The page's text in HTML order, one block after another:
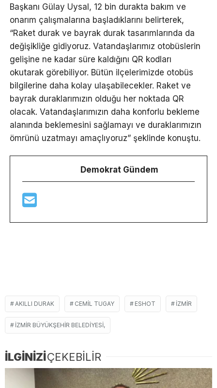
Başkanı Gülay Uysal, 12 bin durakta bakım ve
onarım çalışmalarına başladıklarını belirterek,
“Raket durak ve bayrak durak tasarımlarında da
değişikliğe gidiyoruz. Vatandaşlarımız otobüslerin
gelişine ne kadar süre kaldığını QR kodları
okutarak görebiliyor. Bütün ilçelerimizde otobüs
bilgilerine daha kolay ulaşabilecekler. Raket ve
bayrak duraklarımızın olduğu her noktada QR
olacak. Vatandaşlarımızın daha konforlu bekleme
alanında beklemesini sağlamayı ve duraklarımızın
ömrünü uzatmayı amaçlıyoruz” şeklinde konuştu.
Demokrat Gündem
AKILLI DURAK CEMIL TUGAY ESHOT İZMIR
İZMIR BÜYÜKŞEHIR BELEDIYESI,
İLGİNİZİÇEKEBİLİR